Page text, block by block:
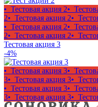
• Тестовая акция 2•
2• Тестовая акция 2•
• Тестовая акция 2•
2• Тестовая акция 2•
Тестовая акция 3
-4%
• Тестовая акция 3•
3• Тестовая акция 3•
• Тестовая акция 3•
3• Тестовая акция 3•